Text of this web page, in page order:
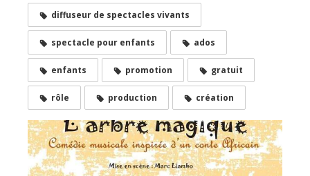
diffuseur de spectacles vivants
spectacle pour enfants ados
enfants promotion gratuit
rôle production création